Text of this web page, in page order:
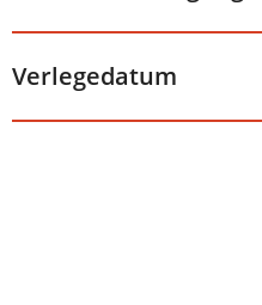
Verlegedatum